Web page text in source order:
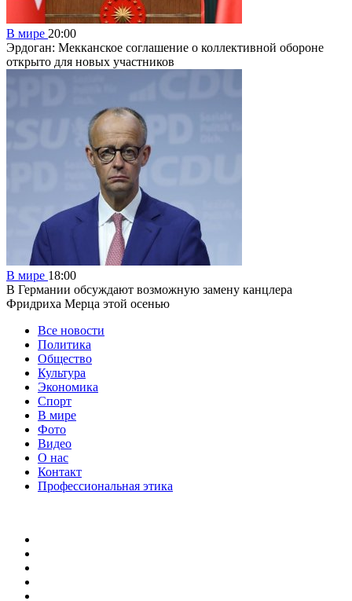
В мире 20:00
Эрдоган: Мекканское соглашение о коллективной обороне
открыто для новых участников
В мире 18:00
В Германии обсуждают возможную замену канцлера
Фридриха Мерца этой осенью
Все новости
Политика
Общество
Культура
Экономика
Спорт
В мире
Фото
Видео
О нас
Контакт
Профессиональная этика